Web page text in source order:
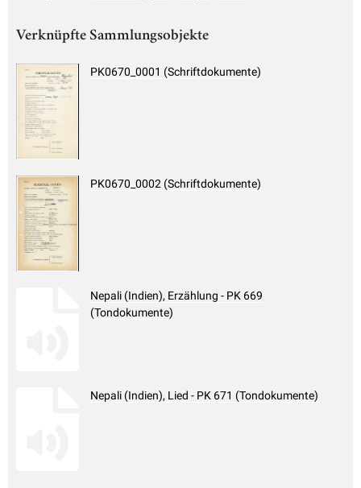
Verknüpfte Sammlungsobjekte
PK0670_0001 (Schriftdokumente)
PK0670_0002 (Schriftdokumente)
Nepali (Indien), Erzählung - PK 669
(Tondokumente)
Nepali (Indien), Lied - PK 671 (Tondokumente)